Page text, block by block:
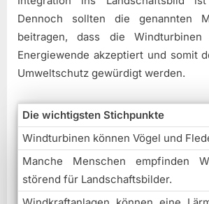
Dennoch sollten die genannten
beitragen, dass die
Energiewende akzeptiert und somit
Umweltschutz gewürdigt werden.
Die wichtigsten Stichpunkte
Windturbinen können Vögel und
Manche Menschen empfinden
störend für Landschaftsbilder.